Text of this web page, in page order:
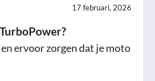
17 februari, 2026
ervoor zorgen dat je moto